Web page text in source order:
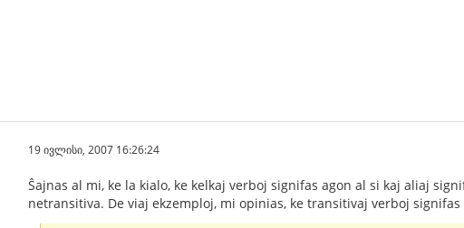
19 ივლისი, 2007 16:26:24
Ŝajnas al mi, ke la kialo, ke kelkaj verboj signifas agon al si kaj aliaj
netransitiva. De viaj ekzemploj, mi opinias, ke transitivaj verboj